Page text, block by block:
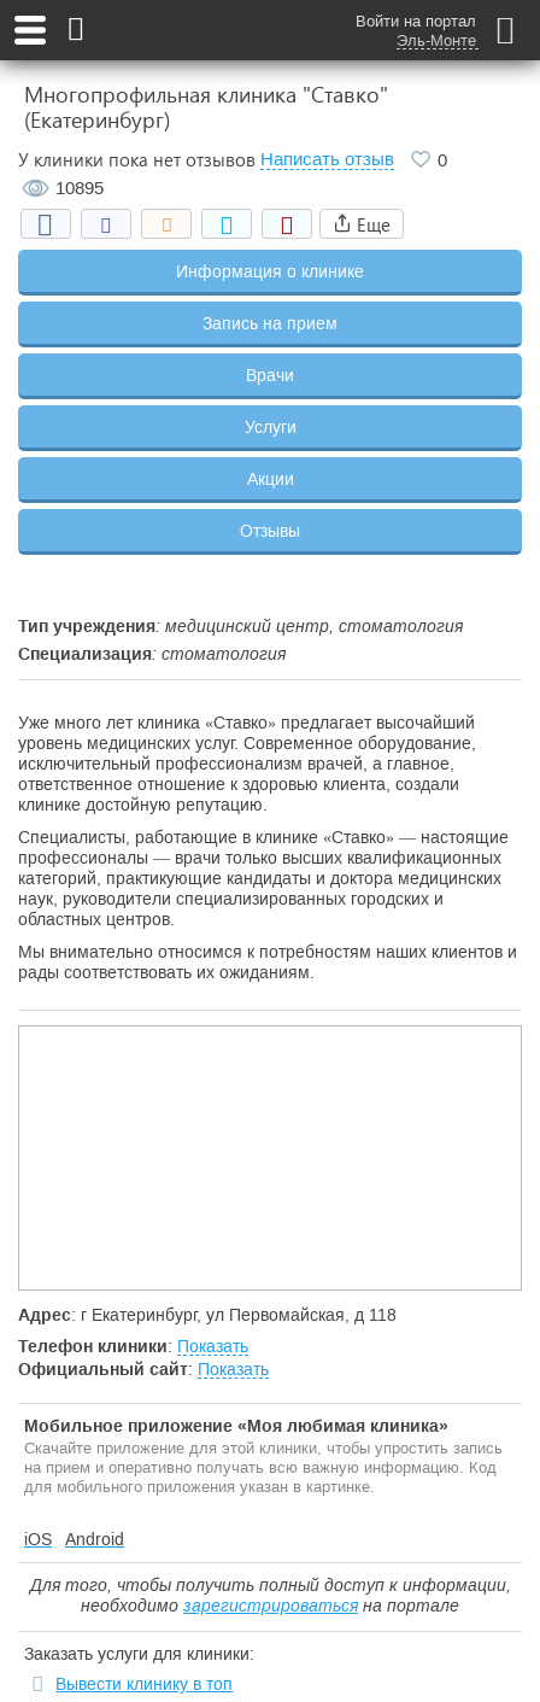
Войти на портал
Эль-Монте
Многопрофильная клиника "Ставко"
(Екатеринбург)
У клиники пока нет отзывов Написать отзыв
0
10895
Еще
Информация о клинике
Запись на прием
Врачи
Услуги
Акции
Отзывы
Тип учреждения: медицинский центр, стоматология
Специализация: стоматология
Уже много лет клиника «Ставко» предлагает высочайший
уровень медицинских услуг. Современное оборудование,
исключительный профессионализм врачей, а главное,
ответственное отношение к здоровью клиента, создали
клинике достойную репутацию.
Специалисты, работающие в клинике «Ставко» — настоящие
профессионалы — врачи только высших квалификационных
категорий, практикующие кандидаты и доктора медицинских
наук, руководители специализированных городских и
областных центров.
Мы внимательно относимся к потребностям наших клиентов и
рады соответствовать их ожиданиям.
Адрес: г Екатеринбург, ул Первомайская, д 118
Телефон клиники: Показать
Официальный сайт: Показать
Мобильное приложение «Моя любимая клиника»
Скачайте приложение для этой клиники, чтобы упростить запись
на прием и оперативно получать всю важную информацию. Код
для мобильного приложения указан в картинке.
iOS Android
Для того, чтобы получить полный доступ к информации,
необходимо зарегистрироватьсяна портале
Заказать услуги для клиники:
Вывести клинику в топ